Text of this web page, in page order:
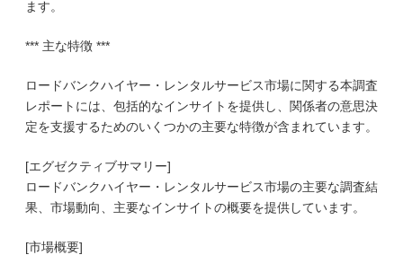
ます。
*** 主な特徴 ***
ロードバンクハイヤー・レンタルサービス市場に関する本調査
レポートには、包括的なインサイトを提供し、関係者の意思決
定を支援するためのいくつかの主要な特徴が含まれています。
[エグゼクティブサマリー]
ロードバンクハイヤー・レンタルサービス市場の主要な調査結
果、市場動向、主要なインサイトの概要を提供しています。
[市場概要]